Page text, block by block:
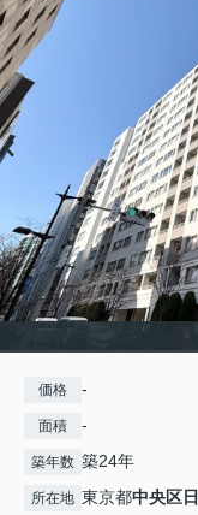
価格 -
面積 -
築年数 築24年
所在地 東京都中央区